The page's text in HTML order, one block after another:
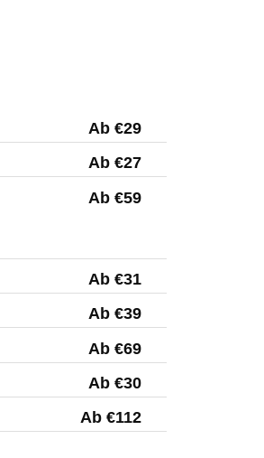
Ab €29
Ab €27
Ab €59
Ab €31
Ab €39
Ab €69
Ab €30
Ab €112